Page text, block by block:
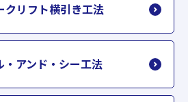
クリフト横引き工法
・アンド・シー工法